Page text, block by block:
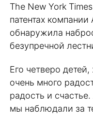
The New York
патентах
обнаружила
безупречной
Его четверо
очень много
радость и
мы наблюдали за